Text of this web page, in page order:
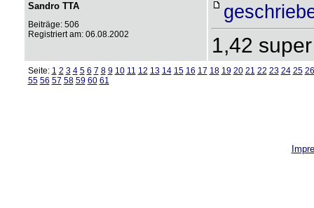
Sandro TTA
Beiträge: 506
Registriert am: 06.08.2002
1,42 super
Seite: 1 2 3 4 5 6 7 8 9 10 11 12 13 14 15 16 17 18 19 20 21 22 23 24 25 26
55 56 57 58 59 60 61